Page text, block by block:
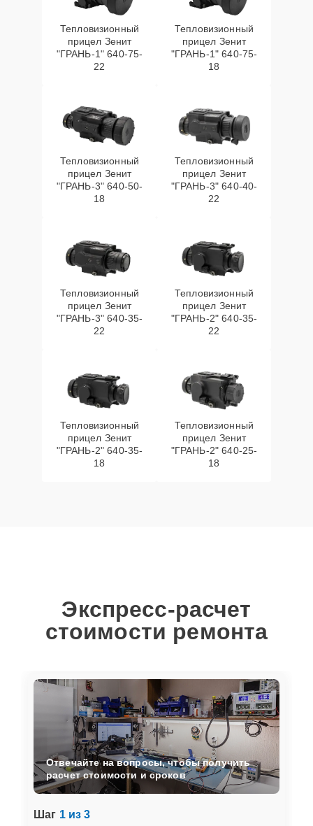
Тепловизионный
прицел Зенит
"ГРАНЬ-1" 640-75-
22
Тепловизионный
прицел Зенит
"ГРАНЬ-1" 640-75-
18
Тепловизионный
прицел Зенит
"ГРАНЬ-3" 640-50-
18
Тепловизионный
прицел Зенит
"ГРАНЬ-3" 640-40-
22
Тепловизионный
прицел Зенит
"ГРАНЬ-3" 640-35-
22
Тепловизионный
прицел Зенит
"ГРАНЬ-2" 640-35-
22
Тепловизионный
прицел Зенит
"ГРАНЬ-2" 640-35-
18
Тепловизионный
прицел Зенит
"ГРАНЬ-2" 640-25-
18
Экспресс-расчет
стоимости ремонта
Шаг 1 из 3
Отвечайте на вопросы, чтобы получить
расчет стоимости и сроков